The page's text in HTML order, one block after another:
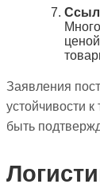
Заявления
устойчивости
быть